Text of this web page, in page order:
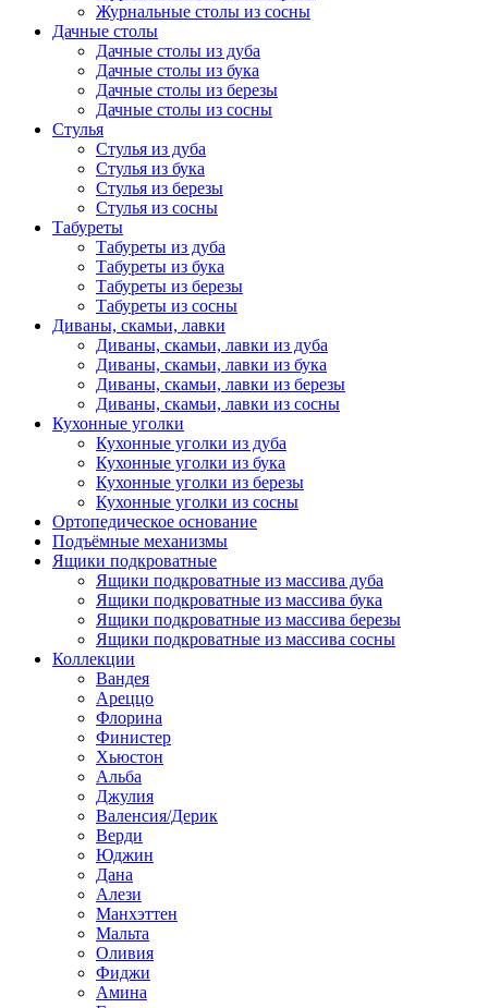
Журнальные столы из сосны
Дачные столы
Дачные столы из дуба
Дачные столы из бука
Дачные столы из березы
Дачные столы из сосны
Стулья
Стулья из дуба
Стулья из бука
Стулья из березы
Стулья из сосны
Табуреты
Табуреты из дуба
Табуреты из бука
Табуреты из березы
Табуреты из сосны
Диваны, скамьи, лавки
Диваны, скамьи, лавки из дуба
Диваны, скамьи, лавки из бука
Диваны, скамьи, лавки из березы
Диваны, скамьи, лавки из сосны
Кухонные уголки
Кухонные уголки из дуба
Кухонные уголки из бука
Кухонные уголки из березы
Кухонные уголки из сосны
Ортопедическое основание
Подъёмные механизмы
Ящики подкроватные
Ящики подкроватные из массива дуба
Ящики подкроватные из массива бука
Ящики подкроватные из массива березы
Ящики подкроватные из массива сосны
Коллекции
Вандея
Ареццо
Флорина
Финистер
Хьюстон
Альба
Джулия
Валенсия/Дерик
Верди
Юджин
Дана
Алези
Манхэттен
Мальта
Оливия
Фиджи
Амина